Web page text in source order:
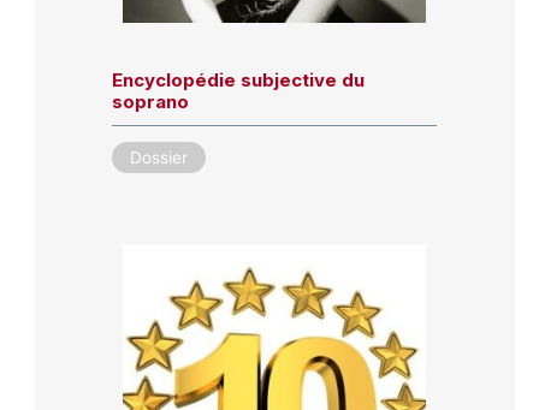
Encyclopédie subjective du
soprano
Dossier